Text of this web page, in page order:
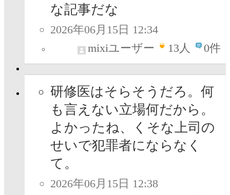
な記事だな
2026年06月15日 12:34
mixiユーザー
13人 0件
研修医はそらそうだろ。何
も言えない立場何だから。
よかったね、くそな上司の
せいで犯罪者にならなく
て。
2026年06月15日 12:38